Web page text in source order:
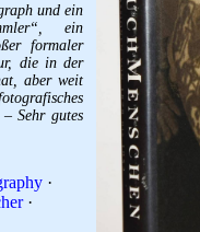
und ein
ein
formaler
die in der
aber weit
Sehr gutes
·
·